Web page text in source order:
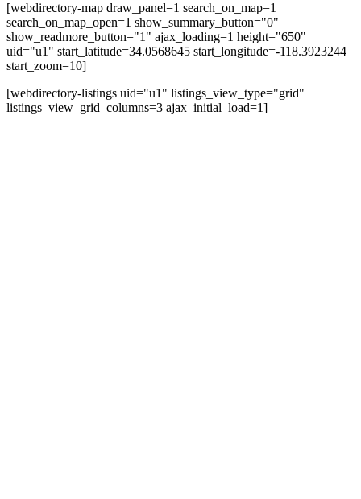
[webdirectory-map draw_panel=1 search_on_map=1
search_on_map_open=1 show_summary_button="0"
show_readmore_button="1" ajax_loading=1 height="650"
uid="u1" start_latitude=34.0568645 start_longitude=-118.3923244
start_zoom=10]
[webdirectory-listings uid="u1" listings_view_type="grid"
listings_view_grid_columns=3 ajax_initial_load=1]